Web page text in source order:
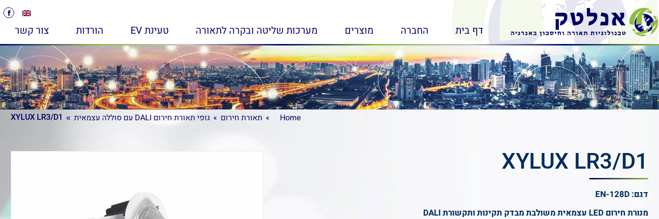
דף בית החברה מוצרים מערכות שליטה ובקרה לתאורה טעינת EV הורדות צור קשר
You are here: Home תאורת חירום גופי תאורת חירום DALI עם סוללה עצמאית XYLUX LR3/D1
You are here: Home תאורת חירום גופי תאורת חירום DALI עם סוללה עצמאית XYLUX LR3/D1
XYLUX LR3/D1
דגם: EN-128D
מנורת חירום LED עצמאית משולבת מבדק תקינות ותקשורת DALI